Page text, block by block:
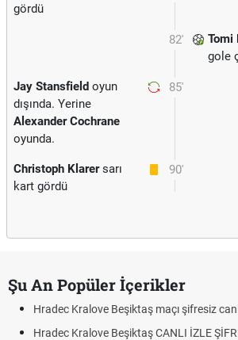
gördü
82' Tomi
gole
85'
Jay Stansfield oyun
dışında. Yerine
Alexander Cochrane
oyunda.
90'
Christoph Klarersarı
kart gördü
Şu An Popüler İçerikler
Hradec Kralove Beşiktaş maçı şifresiz
Hradec Kralove Beşiktaş CANLI İZLE